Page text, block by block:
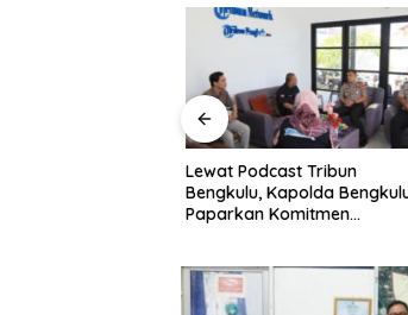
Lewat Podcast Tribun
Bengkulu, Kapolda Bengkulu
Paparkan Komitmen